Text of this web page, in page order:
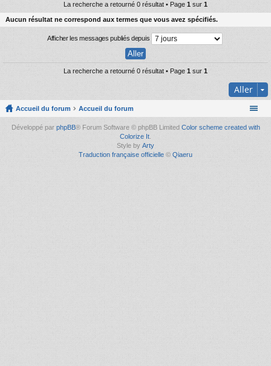
s
La recherche a retourné 0 résultat • Page 1 sur 1
Aucun résultat ne correspond aux termes que vous avez spécifiés.
Afficher les messages publiés depuis
La recherche a retourné 0 résultat • Page 1 sur 1
Aller
Accueil du forum Accueil du forum
Développé par phpBB® Forum Software © phpBB Limited Color scheme created with
Colorize It
Style by Arty
Traduction française officielle © Qiaeru